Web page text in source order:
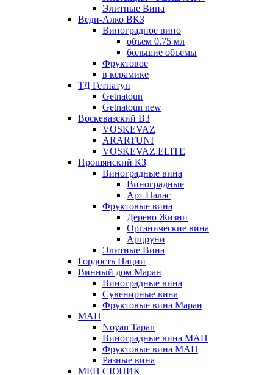
Элитные Вина
Веди-Алко ВКЗ
Виноградное вино
объем 0.75 мл
большие объемы
Фруктовое
в керамике
ТД Гетнатун
Getnatoun
Getnatoun new
Воскевазский ВЗ
VOSKEVAZ
ARARTUNI
VOSKEVAZ ELITE
Прошянский КЗ
Виноградные вина
Виноградные
Арт Палас
Фруктовые вина
Дерево Жизни
Органические вина
Арцруни
Элитные Вина
Гордость Нации
Винный дом Маран
Виноградные вина
Сувенирные вина
Фруктовые вина Маран
МАП
Noyan Tapan
Виноградные вина МАП
Фруктовые вина МАП
Разные вина
МЕЦ СЮНИК